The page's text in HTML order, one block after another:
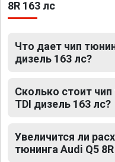
8R 163 лс
Что дает чип
дизель 163 лс?
Сколько стоит чип
TDI дизель 163 лс?
Увеличится ли
тюнинга Audi Q5